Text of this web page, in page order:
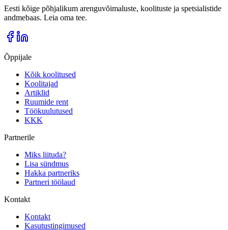
Eesti kõige põhjalikum arenguvõimaluste, koolituste ja spetsialistide
andmebaas. Leia oma tee.
Õppijale
Kõik koolitused
Koolitajad
Artiklid
Ruumide rent
Töökuulutused
KKK
Partnerile
Miks liituda?
Lisa sündmus
Hakka partneriks
Partneri töölaud
Kontakt
Kontakt
Kasutustingimused